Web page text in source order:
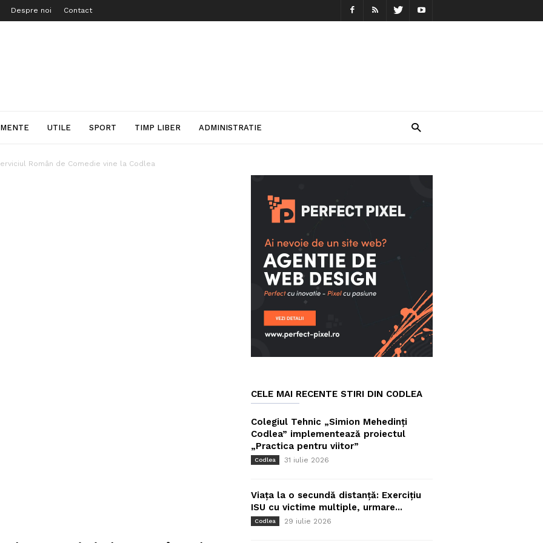
Despre noi Contact
UTILE SPORT TIMP LIBER ADMINISTRATIE
Român de Comedie vine la Codlea
CELE MAI RECENTE STIRI DIN CODLEA
Colegiul Tehnic „Simion Mehedinți
Codlea” implementează proiectul
„Practica pentru viitor”
Codlea 31 iulie 2026
Viața la o secundă distanță: Exercițiu
ISU cu victime multiple, urmare...
Codlea 29 iulie 2026